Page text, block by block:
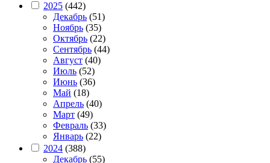
2025 (442)
Декабрь (51)
Ноябрь (35)
Октябрь (22)
Сентябрь (44)
Август (40)
Июль (52)
Июнь (36)
Май (18)
Апрель (40)
Март (49)
Февраль (33)
Январь (22)
2024 (388)
Декабрь (55)